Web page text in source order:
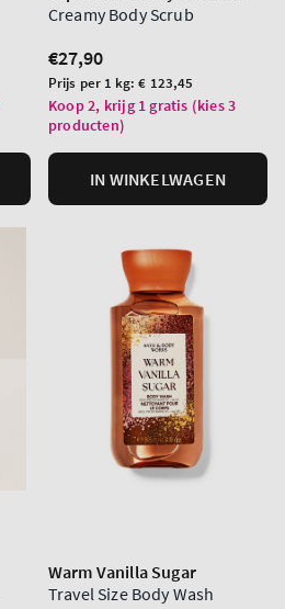
Creamy Body Scrub
Normale
prijs
€27,90
Prijs
per
eenheid
Prijs per 1 kg:€ 123,45
Koop 2, krijg 1 gratis (kies 3
producten)
IN WINKELWAGEN
Warm Vanilla Sugar
Travel Size Body Wash